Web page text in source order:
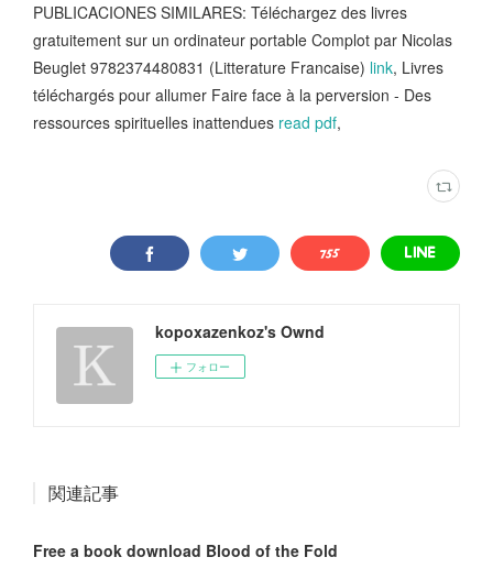
PUBLICACIONES SIMILARES: Téléchargez des livres
gratuitement sur un ordinateur portable Complot par Nicolas
Beuglet 9782374480831 (Litterature Francaise) link, Livres
téléchargés pour allumer Faire face à la perversion - Des
ressources spirituelles inattendues read pdf,
kopoxazenkoz's Ownd
フォロー
関連記事
Free a book download Blood of the Fold